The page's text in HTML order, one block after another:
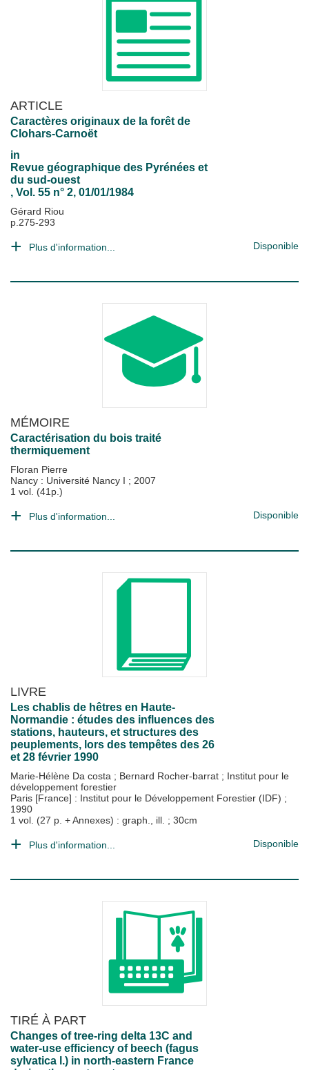
ARTICLE
Caractères originaux de la forêt de
Clohars-Carnoët
in
Revue géographique des Pyrénées et
du sud-ouest
, Vol. 55 n° 2, 01/01/1984
Gérard Riou
p.275-293
Plus d'information... Disponible
MÉMOIRE
Caractérisation du bois traité
thermiquement
Floran Pierre
Nancy : Université Nancy I ; 2007
1 vol. (41p.)
Plus d'information... Disponible
LIVRE
Les chablis de hêtres en Haute-
Normandie : études des influences des
stations, hauteurs, et structures des
peuplements, lors des tempêtes des 26
et 28 février 1990
Marie-Hélène Da costa ; Bernard Rocher-barrat ; Institut pour le
développement forestier
Paris [France] : Institut pour le Développement Forestier (IDF) ;
1990
1 vol. (27 p. + Annexes) : graph., ill. ; 30cm
Plus d'information... Disponible
TIRÉ À PART
Changes of tree-ring delta 13C and
water-use efficiency of beech (fagus
sylvatica l.) in north-eastern France